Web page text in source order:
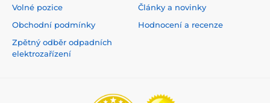
Volné pozice
Obchodní podmínky
Zpětný odběr odpadních
elektrozařízení
Články a novinky
Hodnocení a recenze